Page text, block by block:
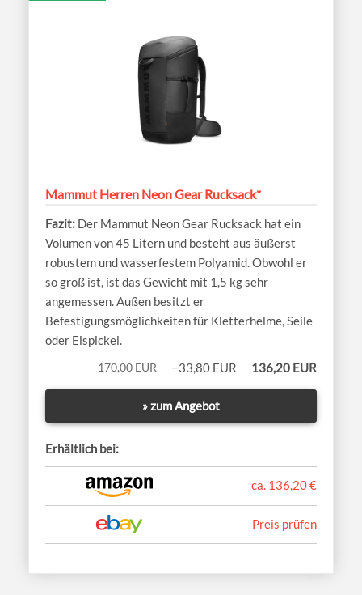
Mammut Herren Neon Gear Rucksack*
Der Mammut Neon Gear Rucksack hat ein
Volumen von 45 Litern und besteht aus äußerst
robustem und wasserfestem Polyamid. Obwohl er
so groß ist, ist das Gewicht mit 1,5 kg sehr
angemessen. Außen besitzt er
Befestigungsmöglichkeiten für Kletterhelme, Seile
oder Eispickel.
170,00 EUR −33,80 EUR 136,20 EUR
» zum Angebot
Erhältlich bei:
ca. 136,20 €
Preis prüfen